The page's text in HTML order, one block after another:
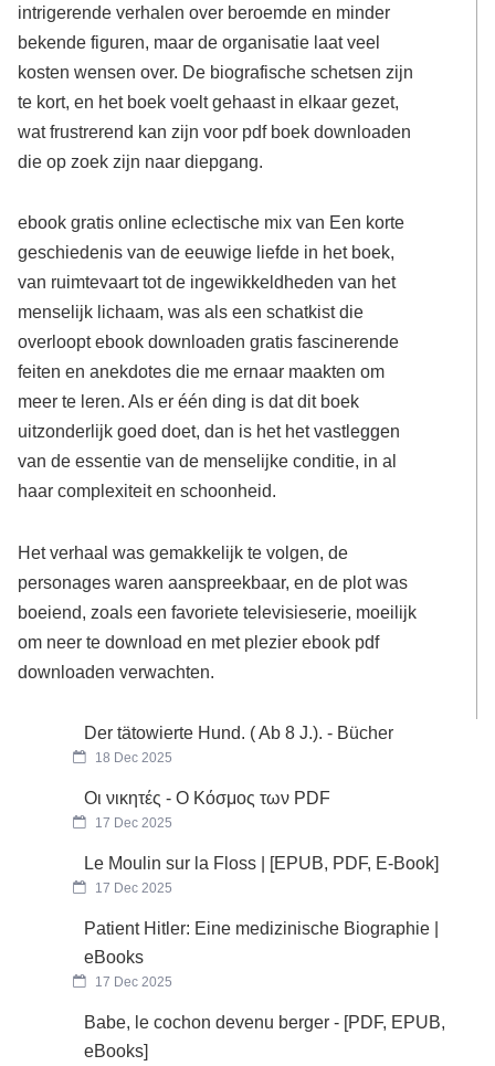
intrigerende verhalen over beroemde en minder
bekende figuren, maar de organisatie laat veel
kosten wensen over. De biografische schetsen zijn
te kort, en het boek voelt gehaast in elkaar gezet,
wat frustrerend kan zijn voor pdf boek downloaden
die op zoek zijn naar diepgang.
ebook gratis online eclectische mix van Een korte
geschiedenis van de eeuwige liefde in het boek,
van ruimtevaart tot de ingewikkeldheden van het
menselijk lichaam, was als een schatkist die
overloopt ebook downloaden gratis fascinerende
feiten en anekdotes die me ernaar maakten om
meer te leren. Als er één ding is dat dit boek
uitzonderlijk goed doet, dan is het het vastleggen
van de essentie van de menselijke conditie, in al
haar complexiteit en schoonheid.
Het verhaal was gemakkelijk te volgen, de
personages waren aanspreekbaar, en de plot was
boeiend, zoals een favoriete televisieserie, moeilijk
om neer te download en met plezier ebook pdf
downloaden verwachten.
Der tätowierte Hund. ( Ab 8 J.). - Bücher
18 Dec 2025
Οι νικητές - Ο Κόσμος των PDF
17 Dec 2025
Le Moulin sur la Floss | [EPUB, PDF, E-Book]
17 Dec 2025
Patient Hitler: Eine medizinische Biographie |
eBooks
17 Dec 2025
Babe, le cochon devenu berger - [PDF, EPUB,
eBooks]